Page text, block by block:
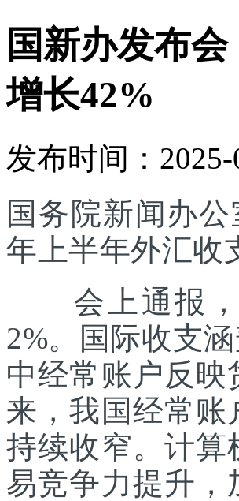
国新办发布
增长42%
发布时间：2025-
国务院新闻办
年上半年外汇收
会上通报，
2%。国际收支
中经常账户反
来，我国经常
持续收窄。计算
易竞争力提升